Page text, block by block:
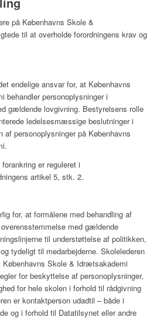
på Københavns Skole &
til at overholde forordningens krav og
endelige ansvar for, at Københavns
behandler personoplysninger i
gældende lovgivning. Bestyrelsens rolle
ledelsesmæssige beslutninger i
af personoplysninger på Københavns
er reguleret i
artikel 5, stk. 2.
for, at formålene med behandling af
med gældende
til understøttelse af politikken,
tydeligt til medarbejderne. Skolelederen
Københavns Skole & Idrætsakademi
for beskyttelse af personoplysninger,
for hele skolen i forhold til rådgivning
er kontaktperson udadtil – både i
og i forhold til Datatilsynet eller andre